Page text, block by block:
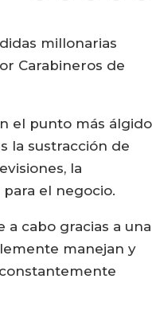
millonarias
Carabineros de
el punto más álgido
la sustracción de
la
el negocio.
cabo gracias a una
manejan y